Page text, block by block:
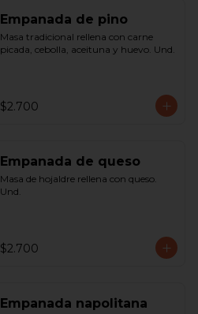
Empanada de pino
Masa tradicional rellena con carne
picada, cebolla, aceituna y huevo. Und.
$2.700
Empanada de queso
Masa de hojaldre rellena con queso.
Und.
$2.700
Empanada napolitana